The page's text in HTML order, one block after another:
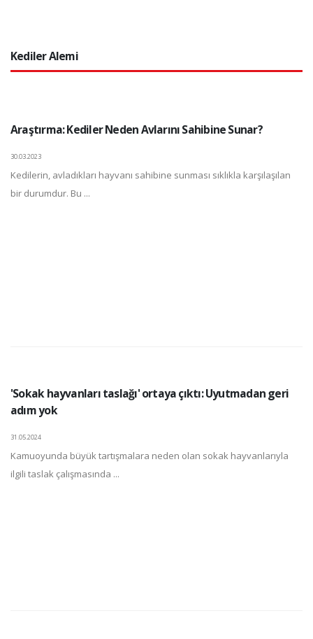
Kediler Alemi
Araştırma: Kediler Neden Avlarını Sahibine Sunar?
30.03.2023
Kedilerin, avladıkları hayvanı sahibine sunması sıklıkla karşılaşılan
bir durumdur. Bu ...
'Sokak hayvanları taslağı' ortaya çıktı: Uyutmadan geri
adım yok
31.05.2024
Kamuoyunda büyük tartışmalara neden olan sokak hayvanlarıyla
ilgili taslak çalışmasında ...